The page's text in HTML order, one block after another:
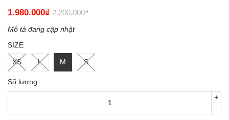
1.980.000₫ 2.200.000₫
Mô tả đang cập nhật
SIZE
XS L M S
Số lượng:
-
+